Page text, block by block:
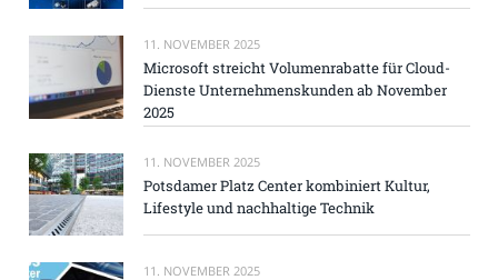
11. NOVEMBER 2025
Microsoft streicht Volumenrabatte für Cloud-
Dienste Unternehmenskunden ab November
2025
11. NOVEMBER 2025
Potsdamer Platz Center kombiniert Kultur,
Lifestyle und nachhaltige Technik
11. NOVEMBER 2025